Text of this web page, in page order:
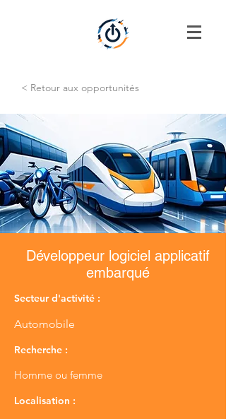
< Retour aux opportunités
Développeur logiciel applicatif
embarqué
Secteur d'activité :
Automobile
Recherche :
Homme ou femme
Localisation :